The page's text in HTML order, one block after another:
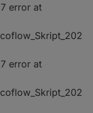
error at
error at